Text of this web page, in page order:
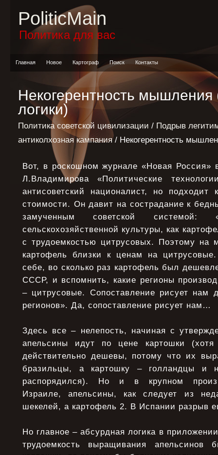
PoliticMain
Политика для вас
Главная Новое Картограф Поиск Контакты
Некогерентность
логики)
Политика советской цивилизации / Подрыв
антиколхозная кампания/ Некогерентность
Вот, в роскошном журнале «Новая Россия»
Л.Владимирова «Политические
антисоветский националист, но
стоимости. Он давит на сострадание к
замученным советской системой:
сельскохозяйственной культуры, как
с трудоемкостью цитрусовых. Поэтому на
картофель близки к ценам на
себе, во сколько раз картофель был
СССР, и вспомнить, какие регионы
– цитрусовые. Сопоставление рисует нам
регионов». Да, сопоставление рисует нам…
Здесь все – нелепость, начиная с
апельсины идут по цене картошки
действительно дешевы, потому что их
бразильцы, а картошку – голландцы и
распорядился). Но и в крупном
Израиле, апельсины, как следует из
шекелей, а картофель 2. В Испании разрыв
Но главное – абсурдная логика в
трудоемкость выращивания